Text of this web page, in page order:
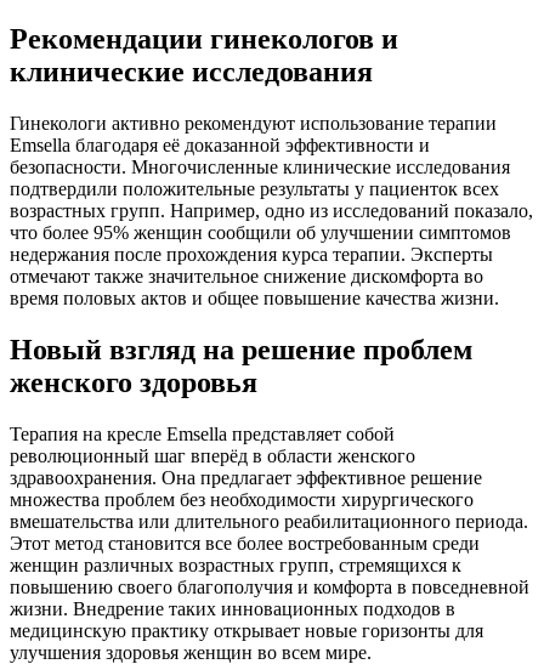
Рекомендации гинекологов и
клинические исследования
Гинекологи активно рекомендуют использование терапии
Emsella благодаря её доказанной эффективности и
безопасности. Многочисленные клинические исследования
подтвердили положительные результаты у пациенток всех
возрастных групп. Например, одно из исследований показало,
что более 95% женщин сообщили об улучшении симптомов
недержания после прохождения курса терапии. Эксперты
отмечают также значительное снижение дискомфорта во
время половых актов и общее повышение качества жизни.
Новый взгляд на решение проблем
женского здоровья
Терапия на кресле Emsella представляет собой
революционный шаг вперёд в области женского
здравоохранения. Она предлагает эффективное решение
множества проблем без необходимости хирургического
вмешательства или длительного реабилитационного периода.
Этот метод становится все более востребованным среди
женщин различных возрастных групп, стремящихся к
повышению своего благополучия и комфорта в повседневной
жизни. Внедрение таких инновационных подходов в
медицинскую практику открывает новые горизонты для
улучшения здоровья женщин во всем мире.